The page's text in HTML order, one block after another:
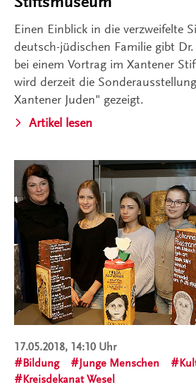
Einen Einblick in die verzweifelte
deutsch-jüdischen Familie gibt
bei einem Vortrag im Xantener
wird derzeit die
Xantener Juden" gezeigt.
Artikel lesen
17.05.2018, 14:10 Uhr
Bildung
Junge Menschen
Kreisdekanat Wesel